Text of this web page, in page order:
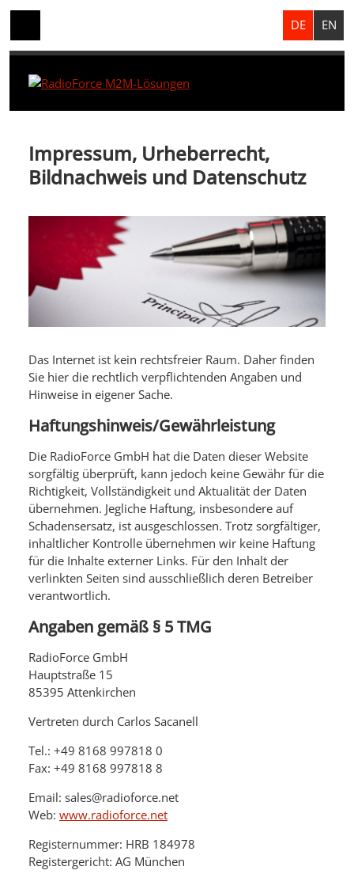
DE EN
Impressum, Urheberrecht,
Bildnachweis und Datenschutz
Das Internet ist kein rechtsfreier Raum. Daher finden
Sie hier die rechtlich verpflichtenden Angaben und
Hinweise in eigener Sache.
Haftungshinweis/Gewährleistung
Die RadioForce GmbH hat die Daten dieser Website
sorgfältig überprüft, kann jedoch keine Gewähr für die
Richtigkeit, Vollständigkeit und Aktualität der Daten
übernehmen. Jegliche Haftung, insbesondere auf
Schadensersatz, ist ausgeschlossen. Trotz sorgfältiger,
inhaltlicher Kontrolle übernehmen wir keine Haftung
für die Inhalte externer Links. Für den Inhalt der
verlinkten Seiten sind ausschließlich deren Betreiber
verantwortlich.
Angaben gemäß § 5 TMG
RadioForce GmbH
Hauptstraße 15
85395 Attenkirchen
Vertreten durch Carlos Sacanell
Tel.: +49 8168 997818 0
Fax: +49 8168 997818 8
Email: sales@radioforce.net
Web: www.radioforce.net
Registernummer: HRB 184978
Registergericht: AG München